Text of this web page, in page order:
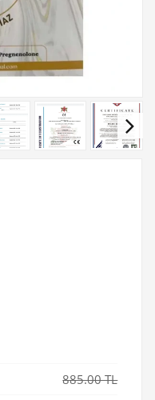
885.00 TL